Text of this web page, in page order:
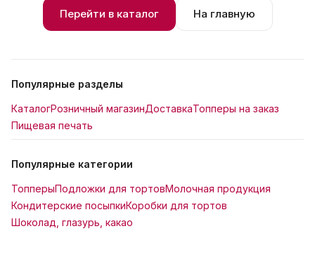
Перейти в каталог На главную
Популярные разделы
КаталогРозничный магазинДоставкаТопперы на заказ
Пищевая печать
Популярные категории
ТопперыПодложки для тортовМолочная продукция
Кондитерские посыпкиКоробки для тортов
Шоколад, глазурь, какао